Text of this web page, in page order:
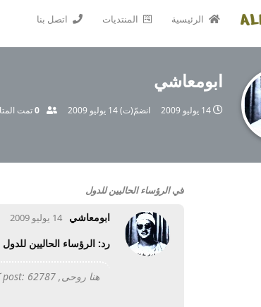
الرئيسية المنتديات اتصل بنا
ابومعاشي
14 يوليو 2009 انضمّ(ت)14 يوليو 2009 0تمت
فيالرؤساء الحاليين للدول
ابومعاشي 14 يوليو 2009
رد: الرؤساء الحاليين للدول
هنا روحى, post: 62787 كتب